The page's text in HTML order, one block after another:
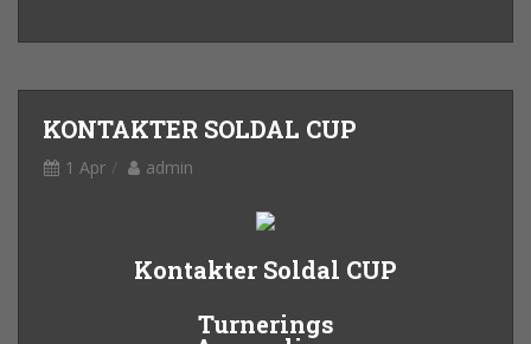
KONTAKTER SOLDAL CUP
1 Apr admin
Kontakter Soldal CUP
Turnerings